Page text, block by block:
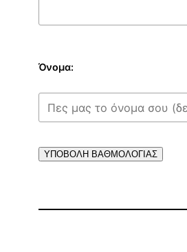
Όνομα:
ΥΠΟΒΟΛΗ ΒΑΘΜΟΛΟΓΙΑΣ